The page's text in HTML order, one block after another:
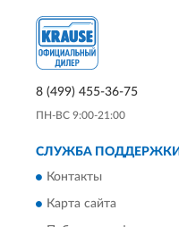
8 (499) 455-36-75
ПН-ВС 9:00-21:00
СЛУЖБА ПОДДЕРЖКИ
Контакты
Карта сайта